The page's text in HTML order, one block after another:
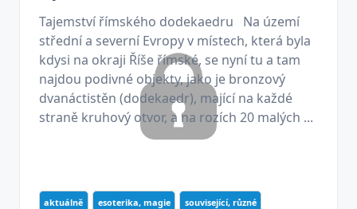
Tajemství římského dodekaedru Na území
střední a severní Evropy v místech, která byla
kdysi na okraji Říše římské, se nyní tu a tam
najdou podivné objekty, jako je bronzový
dvanáctistěn (dodekaedr), mající na každé
straně kruhový otvor, a na rozích 20 malých ...
aktuálně esoterika, magie související, různé